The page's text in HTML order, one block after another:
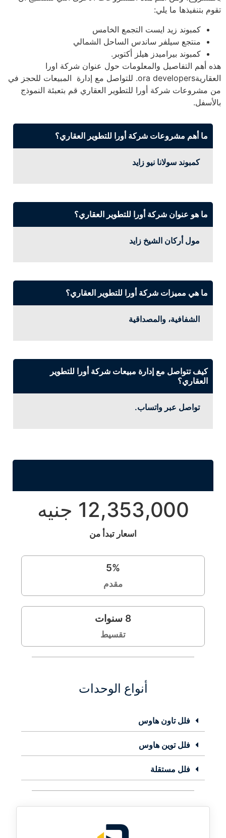
تقوم بتنفيذها ما يلي:
كمبوند زيد ايست التجمع الخامس
منتجع سيلفر ساندس الساحل الشمالي
كمبوند بيراميدز هيلز أكتوبر.
هذه أهم التفاصيل والمعلومات حول عنوان شركة اورا
العقاريةora developers. للتواصل مع إدارة المبيعات للحجز في
من مشروعات شركة أورا للتطوير العقاري قم بتعبئة النموذج
بالأسفل.
ما أهم مشروعات شركة أورا للتطوير العقاري؟
كمبوند سولانا نيو زايد
ما هو عنوان شركة أورا للتطوير العقاري؟
مول أركان الشيخ زايد
ما هي مميزات شركة أورا للتطوير العقاري؟
الشفافية، والمصداقية
كيف تتواصل مع إدارة مبيعات شركة أورا للتطوير
العقاري؟
تواصل عبر واتساب.
12,353,000 جنيه
اسعار تبدأ من
5%
مقدم
8 سنوات
تقسيط
أنواع الوحدات
فلل تاون هاوس
فلل توين هاوس
فلل مستقلة